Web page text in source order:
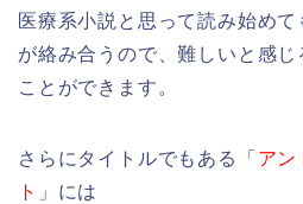
医療系小説と思って読み始め
が絡み合うので、難しいと感
ことができます。
さらにタイトルでもある「 ア
ト
」には